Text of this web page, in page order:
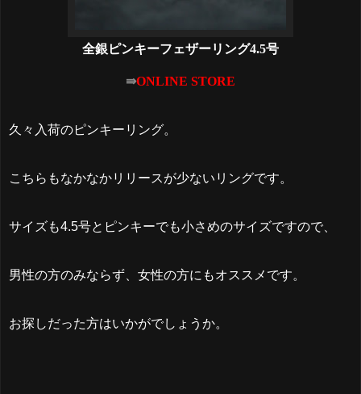
全銀ピンキーフェザーリング4.5号
⇛ONLINE STORE
久々入荷のピンキーリング。
こちらもなかなかリリースが少ないリングです。
サイズも4.5号とピンキーでも小さめのサイズですので、
男性の方のみならず、女性の方にもオススメです。
お探しだった方はいかがでしょうか。